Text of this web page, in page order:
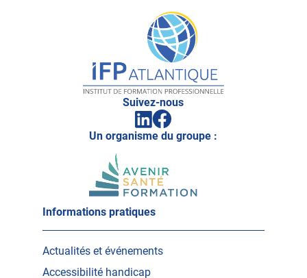
Suivez-nous
Linkedin
(ouvrir
vers
onglet)
Facebook
(ouvrir
vers
un
Un organisme du groupe :
Informations pratiques
Actualités et événements
Accessibilité handicap